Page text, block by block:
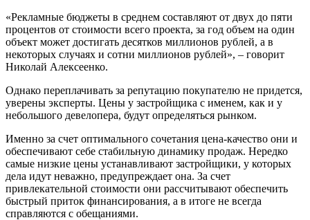
«Рекламные бюджеты в среднем составляют от двух до пяти
процентов от стоимости всего проекта, за год объем на один
объект может достигать десятков миллионов рублей, а в
некоторых случаях и сотни миллионов рублей», – говорит
Николай Алексеенко.
Однако переплачивать за репутацию покупателю не придется,
уверены эксперты. Цены у застройщика с именем, как и у
небольшого девелопера, будут определяться рынком.
Именно за счет оптимального сочетания цена-качество они и
обеспечивают себе стабильную динамику продаж. Нередко
самые низкие цены устанавливают застройщики, у которых
дела идут неважно, предупреждает она. За счет
привлекательной стоимости они рассчитывают обеспечить
быстрый приток финансирования, а в итоге не всегда
справляются с обещаниями.